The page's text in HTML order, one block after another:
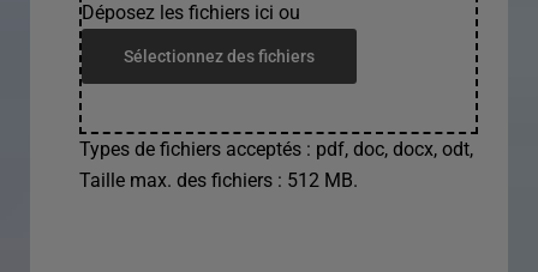
Déposez les fichiers ici ou
Sélectionnez des fichiers
Types de fichiers acceptés : pdf, doc, docx, odt,
Taille max. des fichiers : 512 MB.